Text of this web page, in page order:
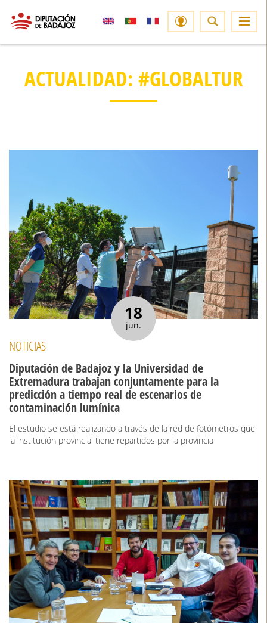
ACTUALIDAD: #GLOBALTUR
18
jun.
NOTICIAS
Diputación de Badajoz y la Universidad de
Extremadura trabajan conjuntamente para la
predicción a tiempo real de escenarios de
contaminación lumínica
El estudio se está realizando a través de la red de fotómetros que
la institución provincial tiene repartidos por la provincia